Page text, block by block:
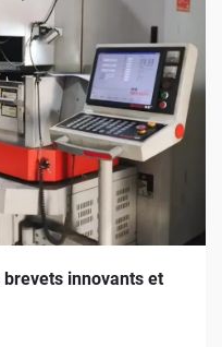
innovants et